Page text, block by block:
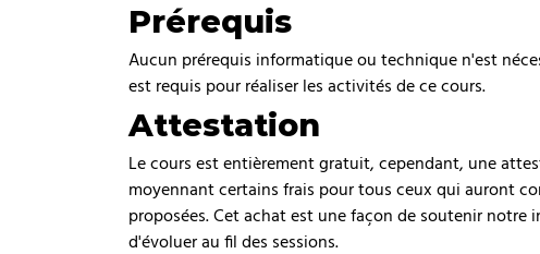
Prérequis
Aucun prérequis informatique ou technique n'est
est requis pour réaliser les activités de ce cours.
Attestation
Le cours est entièrement gratuit, cependant, une
moyennant certains frais pour tous ceux qui auront
proposées. Cet achat est une façon de soutenir notre
d'évoluer au fil des sessions.